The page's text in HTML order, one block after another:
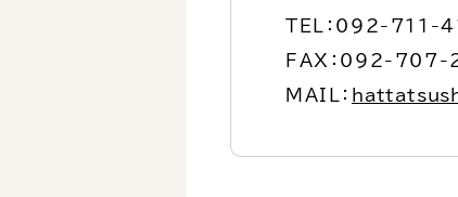
TEL： 092-711-
FAX：092-707-
MAIL：